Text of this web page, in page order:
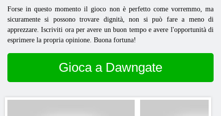
Forse in questo momento il gioco non è perfetto come vorremmo, ma
sicuramente si possono trovare dignità, non si può fare a meno di
apprezzare. Iscriviti ora per avere un buon tempo e avere l'opportunità di
esprimere la propria opinione. Buona fortuna!
Gioca a Dawngate